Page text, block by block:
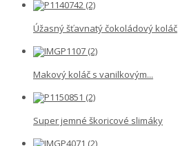
Úžasný šťavnatý čokoládový koláč
Makový koláč s vanilkovým...
Super jemné škoricové slimáky